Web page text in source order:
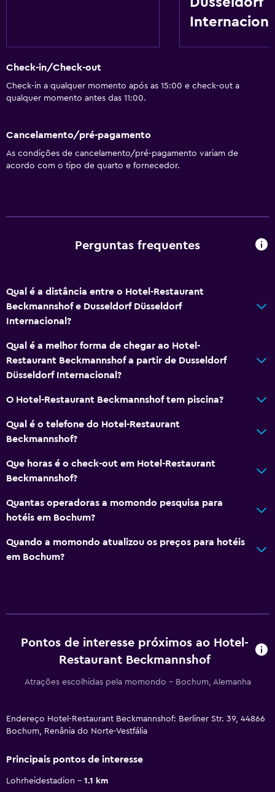
Check-in/Check-out
Check-in a qualquer momento após as 15:00 e check-out a
qualquer momento antes das 11:00.
Cancelamento/pré-pagamento
As condições de cancelamento/pré-pagamento variam de
acordo com o tipo de quarto e fornecedor.
Perguntas frequentes
Qual é a distância entre o Hotel-Restaurant
Beckmannshof e Dusseldorf Düsseldorf
Internacional?
Qual é a melhor forma de chegar ao Hotel-
Restaurant Beckmannshof a partir de Dusseldorf
Düsseldorf Internacional?
O Hotel-Restaurant Beckmannshof tem piscina?
Qual é o telefone do Hotel-Restaurant
Beckmannshof?
Que horas é o check-out em Hotel-Restaurant
Beckmannshof?
Quantas operadoras a momondo pesquisa para
hotéis em Bochum?
Quando a momondo atualizou os preços para hotéis
em Bochum?
Pontos de interesse próximos ao Hotel-
Restaurant Beckmannshof
Atrações escolhidas pela momondo - Bochum, Alemanha
Endereço Hotel-Restaurant Beckmannshof: Berliner Str. 39, 44866
Bochum, Renânia do Norte-Vestfália
Principais pontos de interesse
Lohrheidestadion
1.1 km